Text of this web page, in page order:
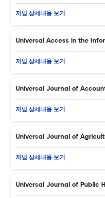
저널 상세내용 보기
Universal Access in the
저널 상세내용 보기
Universal Journal of
저널 상세내용 보기
Universal Journal of
저널 상세내용 보기
Universal Journal of Public